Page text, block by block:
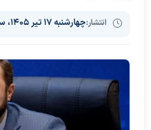
انتشار:چهارشنبه ۱۷ تیر ۱۴۰۵، ساعت ۹:۰۳